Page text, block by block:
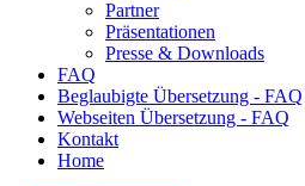
Partner
Präsentationen
Presse & Downloads
FAQ
Beglaubigte Übersetzung - FAQ
Webseiten Übersetzung - FAQ
Kontakt
Home